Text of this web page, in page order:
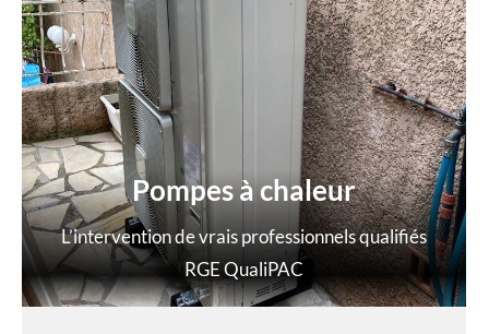
Pompes à chaleur
L’intervention de vrais professionnels qualifiés
RGE QualiPAC